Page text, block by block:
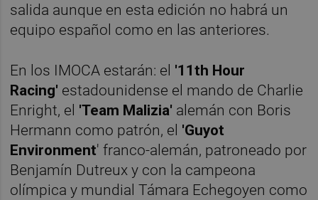
salida aunque en esta edición no habrá un
equipo español como en las anteriores.
En los IMOCA estarán: el '11th Hour
Racing' estadounidense el mando de Charlie
Enright, el 'Team Malizia' alemán con Boris
Hermann como patrón, el 'Guyot
Environment' franco-alemán, patroneado por
Benjamín Dutreux y con la campeona
olímpica y mundial Támara Echegoyen como